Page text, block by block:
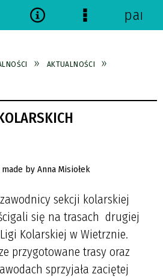
AKTUALNOŚCI
sekcji kolarskiej
ścigali się na trasach drugiej
Kolarskiej w Wietrznie.
przygotowane trasy oraz
sprzyjała zaciętej
NarzędziaMenu
panel